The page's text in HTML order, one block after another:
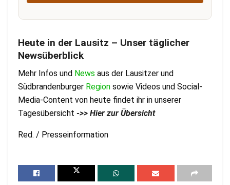
Heute in der Lausitz – Unser täglicher
Newsüberblick
Mehr Infos und News aus der Lausitzer und
Südbrandenburger Region sowie Videos und Social-
Media-Content von heute findet ihr in unserer
Tagesübersicht ->> Hier zur Übersicht
Red. / Presseinformation